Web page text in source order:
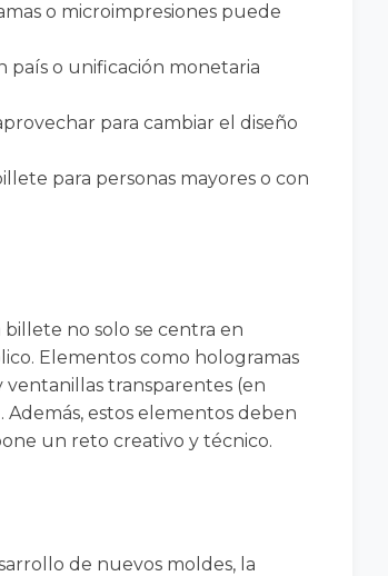
o microimpresiones puede
país o unificación monetaria
para cambiar el diseño
para personas mayores o con
no solo se centra en
Elementos como hologramas
ventanillas transparentes (en
estos elementos deben
un reto creativo y técnico.
de nuevos moldes, la